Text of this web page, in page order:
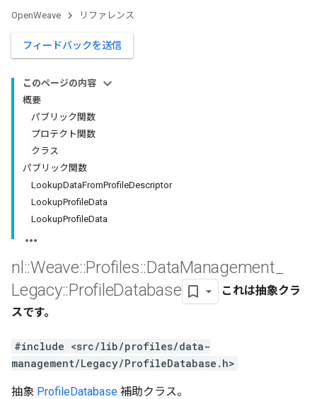
OpenWeave リファレンス
フィードバックを送信
このページの内容
概要
パブリック関数
プロテクト関数
クラス
パブリック関数
LookupDataFromProfileDescriptor
LookupProfileData
LookupProfileData
nl ::Weave::Profiles::DataManagement
Legacy::ProfileDatabase
これは抽象クラ
スです。
#include <src/lib/profiles/data-
management/Legacy/ProfileDatabase.h>
抽象 ProfileDatabase 補助クラス。